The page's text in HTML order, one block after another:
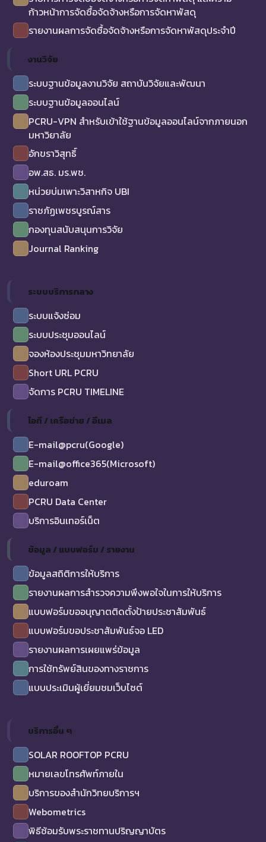
ก้าวหน้าการจัดซื้อจัดจ้างหรือการจัดหาพัสดุ
รายงานผลการจัดซื้อจัดจ้างหรือการจัดหาพัสดุประจำปี
งานวิจัย
ระบบฐานข้อมูลงานวิจัย สถาบันวิจัยและพัฒนา
ระบบฐานข้อมูลออนไลน์
PCRU-VPN สำหรับเข้าใช้ฐานข้อมูลออนไลน์จากภายนอก
มหาวิยาลัย
อักขราวิสุทธิ์
อพ.สธ. มร.พช.
หน่วยบ่มเพาะวิสาหกิจ UBI
ราชภัฏเพชรบูรณ์สาร
กองทุนสนับสนุนการวิจัย
Journal Ranking
ระบบบริการกลาง
ระบบแจ้งซ่อม
ระบบประชุมออนไลน์
จองห้องประชุมมหาวิทยาลัย
Short URL PCRU
จัดการ PCRU TIMELINE
ไอที / เครือข่าย / อีเมล
E-mail@pcru(Google)
E-mail@office365(Microsoft)
eduroam
PCRU Data Center
บริการอินเทอร์เน็ต
ข้อมูล / แบบฟอร์ม / รายงาน
ข้อมูลสถิติการให้บริการ
รายงานผลการสำรวจความพึงพอใจในการให้บริการ
แบบฟอร์มขออนุญาตติดตั้งป้ายประชาสัมพันธ์
แบบฟอร์มขอประชาสัมพันธ์จอ LED
รายงานผลการเผยแพร่ข้อมูล
การใช้ทรัพย์สินของทางราชการ
แบบประเมินผู้เยี่ยมชมเว็บไซต์
บริการอื่น ๆ
SOLAR ROOFTOP PCRU
หมายเลขโทรศัพท์ภายใน
บริการของสำนักวิทยบริการฯ
Webometrics
พิธีซ้อมรับพระราชทานปริญญาบัตร